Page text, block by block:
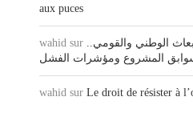
aux puces
wahid sur الوطني والقومي..
المشروع ومؤشرات الفشل
wahid sur Le droit de résister à